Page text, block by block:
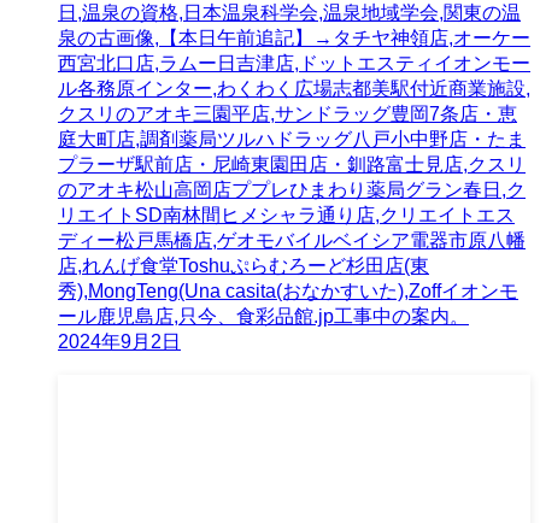
日,温泉の資格,日本温泉科学会,温泉地域学会,関東の温
泉の古画像,【本日午前追記】→タチヤ神領店,オーケー
西宮北口店,ラムー日吉津店,ドットエスティイオンモー
ル各務原インター,わくわく広場志都美駅付近商業施設,
クスリのアオキ三園平店,サンドラッグ豊岡7条店・恵
庭大町店,調剤薬局ツルハドラッグ八戸小中野店・たま
プラーザ駅前店・尼崎東園田店・釧路富士見店,クスリ
のアオキ松山高岡店ププレひまわり薬局グラン春日,ク
リエイトSD南林間ヒメシャラ通り店,クリエイトエス
ディー松戸馬橋店,ゲオモバイルベイシア電器市原八幡
店,れんげ食堂Toshuぷらむろーど杉田店(東
秀),MongTeng(Una casita(おなかすいた),Zoffイオンモ
ール鹿児島店,只今、食彩品館.jp工事中の案内。
2024年9月2日